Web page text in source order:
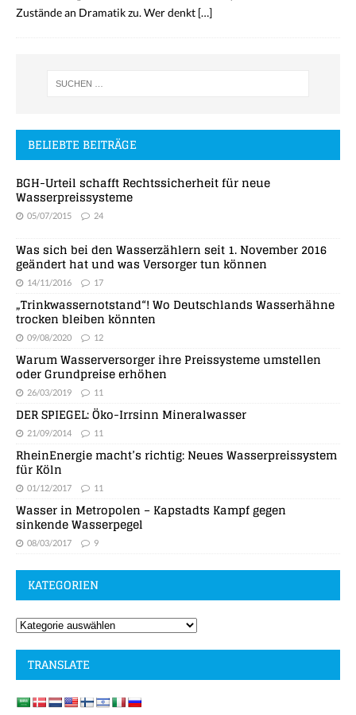
Zustände an Dramatik zu. Wer denkt […]
BELIEBTE BEITRÄGE
BGH-Urteil schafft Rechtssicherheit für neue
Wasserpreissysteme
05/07/2015 24
Was sich bei den Wasserzählern seit 1. November 2016
geändert hat und was Versorger tun können
14/11/2016 17
„Trinkwassernotstand“! Wo Deutschlands Wasserhähne
trocken bleiben könnten
09/08/2020 12
Warum Wasserversorger ihre Preissysteme umstellen
oder Grundpreise erhöhen
26/03/2019 11
DER SPIEGEL: Öko-Irrsinn Mineralwasser
21/09/2014 11
RheinEnergie macht’s richtig: Neues Wasserpreissystem
für Köln
01/12/2017 11
Wasser in Metropolen – Kapstadts Kampf gegen
sinkende Wasserpegel
08/03/2017 9
KATEGORIEN
TRANSLATE